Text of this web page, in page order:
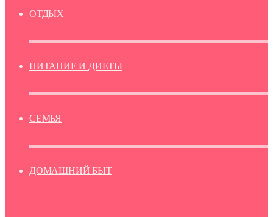
ОТДЫХ
ПИТАНИЕ И ДИЕТЫ
СЕМЬЯ
ДОМАШНИЙ БЫТ